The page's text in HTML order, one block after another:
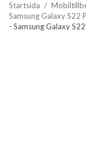
Startsida /
Samsung Galaxy S22
- Samsung Galaxy